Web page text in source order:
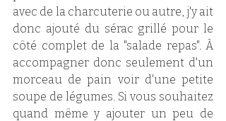
avec de la charcuterie ou autre, j'y ait
donc ajouté du sérac grillé pour le
côté complet de la "salade repas". À
accompagner donc seulement d'un
morceau de pain voir d'une petite
soupe de légumes. Si vous souhaitez
quand même y ajouter un peu de